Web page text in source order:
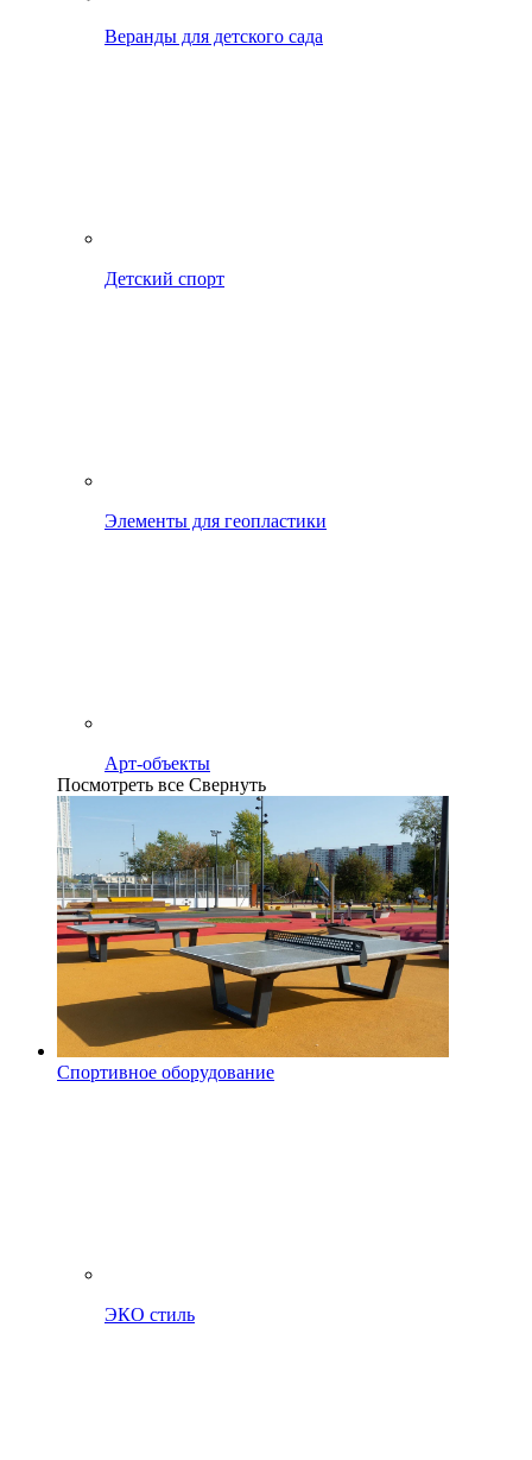
Веранды для детского сада
Детский спорт
Элементы для геопластики
Арт-объекты
Посмотреть все Свернуть
Спортивное оборудование
ЭКО стиль